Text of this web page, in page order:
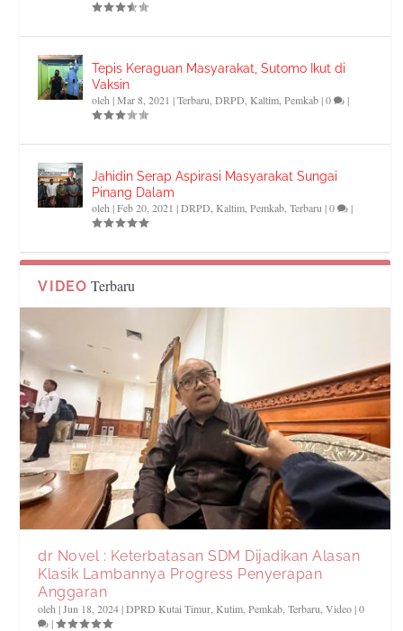
Tepis Keraguan Masyarakat, Sutomo Ikut di
Vaksin
oleh|Mar 8, 2021 |Terbaru ,DRPD ,Kaltim ,Pemkab|0 |
Jahidin Serap Aspirasi Masyarakat Sungai
Pinang Dalam
oleh|Feb 20, 2021 |DRPD ,Kaltim ,Pemkab ,Terbaru |0 |
VIDEO Terbaru
dr Novel : Keterbatasan SDM Dijadikan Alasan
Klasik Lambannya Progress Penyerapan
Anggaran
oleh|Jun 18, 2024|DPRD Kutai Timur ,Kutim ,Pemkab ,Terbaru ,Video|0
|